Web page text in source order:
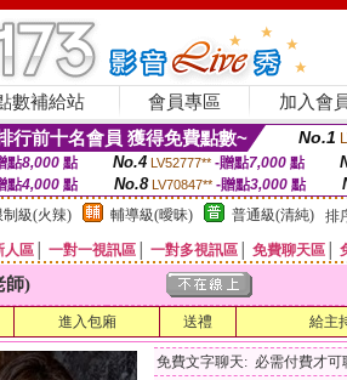
數補給站 會員專區 加入會
行前十名會員 獲得免費點數~ No.1
點8,000點 No.4 LV52777** -贈點7,000點
點4,000 點 No.8 LV70847** -贈點3,000 點
制級(火辣) 輔導級(曖昧) 普通級(清純) 排
人區 一對一視訊區 一對多視訊區 免費聊天區
師)
進入包廂 送禮 給主
免費文字聊天: 必需付費才可